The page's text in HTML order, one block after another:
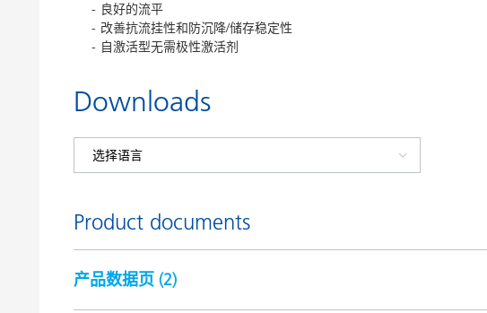
良好的流平
改善抗流挂性和防沉降/储存稳定性
自激活型无需极性激活剂
Downloads
Product documents
产品数据页 (2)